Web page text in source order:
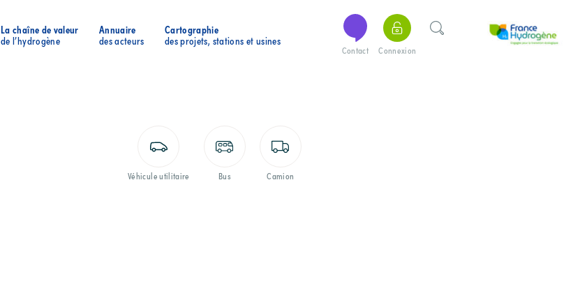
La chaîne de valeur
de l’hydrogène
Annuaire
des acteurs
Cartographie
des projets, stations et usines
Contact Connexion
Véhicule utilitaire Bus Camion